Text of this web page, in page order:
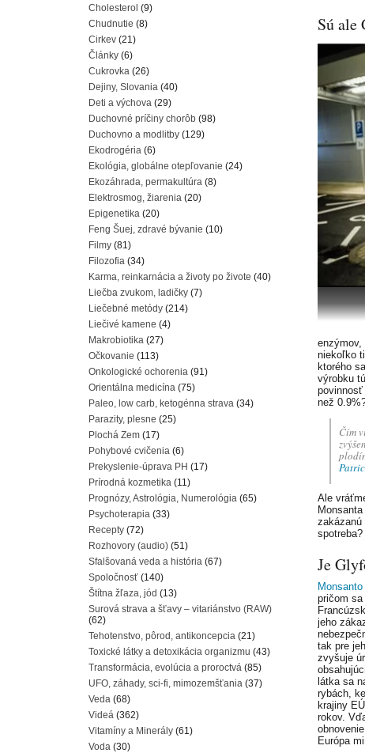
Sú ale
enzýmov,
niekoľko
ktorého
výrobku
než
Čím
Ale
spotreba?
Je
Monsanto
pričom
jeho
tak pre
zvyšuje
látka sa
rybách,
krajiny
rokov.
Európa
Cholesterol (9)
Chudnutie (8)
Cirkev (21)
Články (6)
Cukrovka (26)
Dejiny, Slovania (40)
Deti a výchova (29)
Duchovné príčiny chorôb (98)
Duchovno a modlitby (129)
Ekodrogéria (6)
Ekológia, globálne otepľovanie (24)
Ekozáhrada, permakultúra (8)
Elektrosmog, žiarenia (20)
Epigenetika (20)
Feng Šuej, zdravé bývanie (10)
Filmy (81)
Filozofia (34)
Karma, reinkarnácia a životy po živote (40)
Liečba zvukom, ladičky (7)
Liečebné metódy (214)
Liečivé kamene (4)
Makrobiotika (27)
Očkovanie (113)
Onkologické ochorenia (91)
Orientálna medicína (75)
Paleo, low carb, ketogénna strava (34)
Parazity, plesne (25)
Plochá Zem (17)
Pohybové cvičenia (6)
Prekyslenie-úprava PH (17)
Prírodná kozmetika (11)
Prognózy, Astrológia, Numerológia (65)
Psychoterapia (33)
Recepty (72)
Rozhovory (audio) (51)
Sfalšovaná veda a história (67)
Spoločnosť (140)
Štítna žľaza, jód (13)
Surová strava a šťavy – vitariánstvo (RAW)
(62)
Tehotenstvo, pôrod, antikoncepcia (21)
Toxické látky a detoxikácia organizmu (43)
Transformácia, evolúcia a proroctvá (85)
UFO, záhady, sci-fi, mimozemšťania (37)
Veda (68)
Videá (362)
Vitamíny a Minerály (61)
Voda (30)